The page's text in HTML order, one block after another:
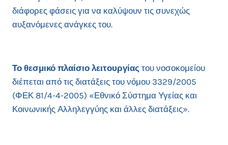
διάφορες φάσεις για να καλύψουν τις συνεχώς
αυξανόμενες ανάγκες του.
Το θεσμικό πλαίσιο λειτουργίας του νοσοκομείου
διέπεται από τις διατάξεις του νόμου 3329/2005
(ΦΕΚ 81/4-4-2005) «Εθνικό Σύστημα Υγείας και
Κοινωνικής Αλληλεγγύης και άλλες διατάξεις».